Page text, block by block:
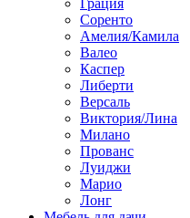
Грация
Соренто
Амелия/Камила
Валео
Каспер
Либерти
Версаль
Виктория/Лина
Милано
Прованс
Луиджи
Марио
Лонг